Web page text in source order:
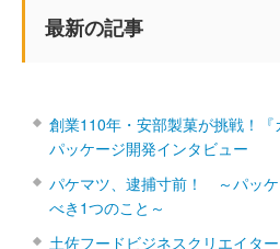
最新の記事
創業110年・安部製菓が挑戦！『
パッケージ開発インタビュー
パケマツ、逮捕寸前！ ～パッ
べき1つのこと～
土佐フードビジネスクリエイタ